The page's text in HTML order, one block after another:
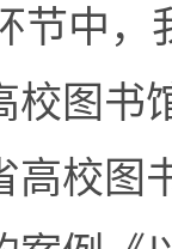
节中，
校图书
高校图